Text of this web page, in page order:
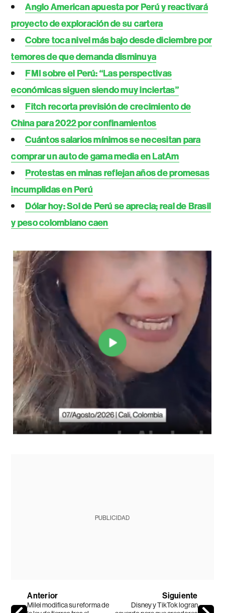
Anglo American apuesta por Perú y reactivará
proyecto de exploración de su cartera
Cobre toca nivel más bajo desde diciembre por
temores de que demanda disminuya
FMI sobre el Perú: “Las perspectivas
económicas siguen siendo muy inciertas”
Fitch recorta previsión de crecimiento de
China para 2022 por confinamientos
Cuántos salarios mínimos se necesitan para
comprar un auto de gama media en LatAm
Protestas en minas reflejan años de promesas
incumplidas en Perú
Dólar hoy: Sol de Perú se aprecia; real de Brasil
y peso colombiano caen
PUBLICIDAD
Anterior
Milei modifica su reforma de
Siguiente
Disney y TikTok logran